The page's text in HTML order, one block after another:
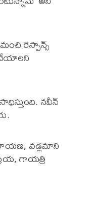
రెస్పాన్స్
చేయాలని
నవీన్
వడ్లమాని
గాయత్రి